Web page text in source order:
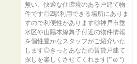
無い、快適な住環境のある戸建て物
件です◎2駅利用できる場所にありま
すので利便性があります◎神戸市垂
水区や山陽本線舞子付近の物件情報
を個性豊かなスタッフがご紹介いた
します◎きっとあなたの賃貸戸建て
探しを楽しくさせてくれます(*´ω`*)